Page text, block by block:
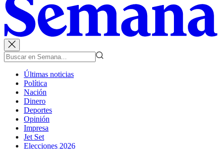
Últimas noticias
Política
Nación
Dinero
Deportes
Opinión
Impresa
Jet Set
Elecciones 2026